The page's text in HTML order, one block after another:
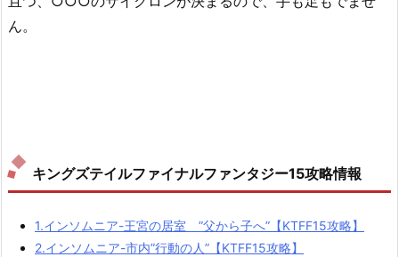
ん。
キングズテイルファイナルファンタジー15攻略情報
1.インソムニア-王宮の居室 ”父から子へ”【KTFF15攻略】
2.インソムニア-市内”行動の人”【KTFF15攻略】